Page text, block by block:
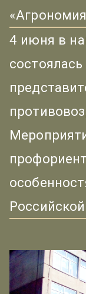
4 июня в